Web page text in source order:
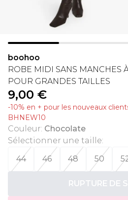
boohoo
ROBE MIDI SANS MANCHES
POUR GRANDES TAILLES
9,00 €
-10% en + pour les nouveaux
BHNEW10
Couleur: Chocolate
Sélectionner une taille:
44
46 48 50
RUPTURE DE